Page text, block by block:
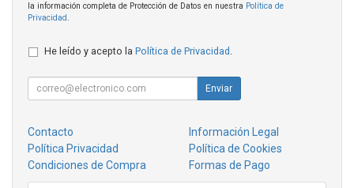
la información completa de Protección de Datos en nuestra Política de
Privacidad
He leído y acepto la Política de Privacidad
Enviar
Contacto
Información Legal
Política Privacidad
Política de Cookies
Condiciones de Compra
Formas de Pago